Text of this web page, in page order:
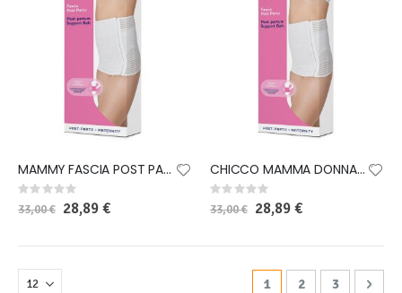
MAMMY FASCIA POST PARTO SMALL
Rating:
0%
33,00 € Special
Price
28,89 €
CHICCO MAMMA DONNA FASCIA POST PARTO MEDIUM
Rating:
0%
33,00 € Special
Price
28,89 €
Pagina
Attualmente stai
1 Pagina
2 Pagina
3